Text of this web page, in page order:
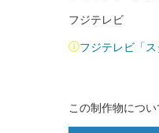
フジテレビ
フジテレビ「
この制作物につ